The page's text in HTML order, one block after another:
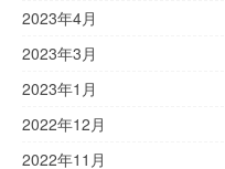
2023年4月
2023年3月
2023年1月
2022年12月
2022年11月